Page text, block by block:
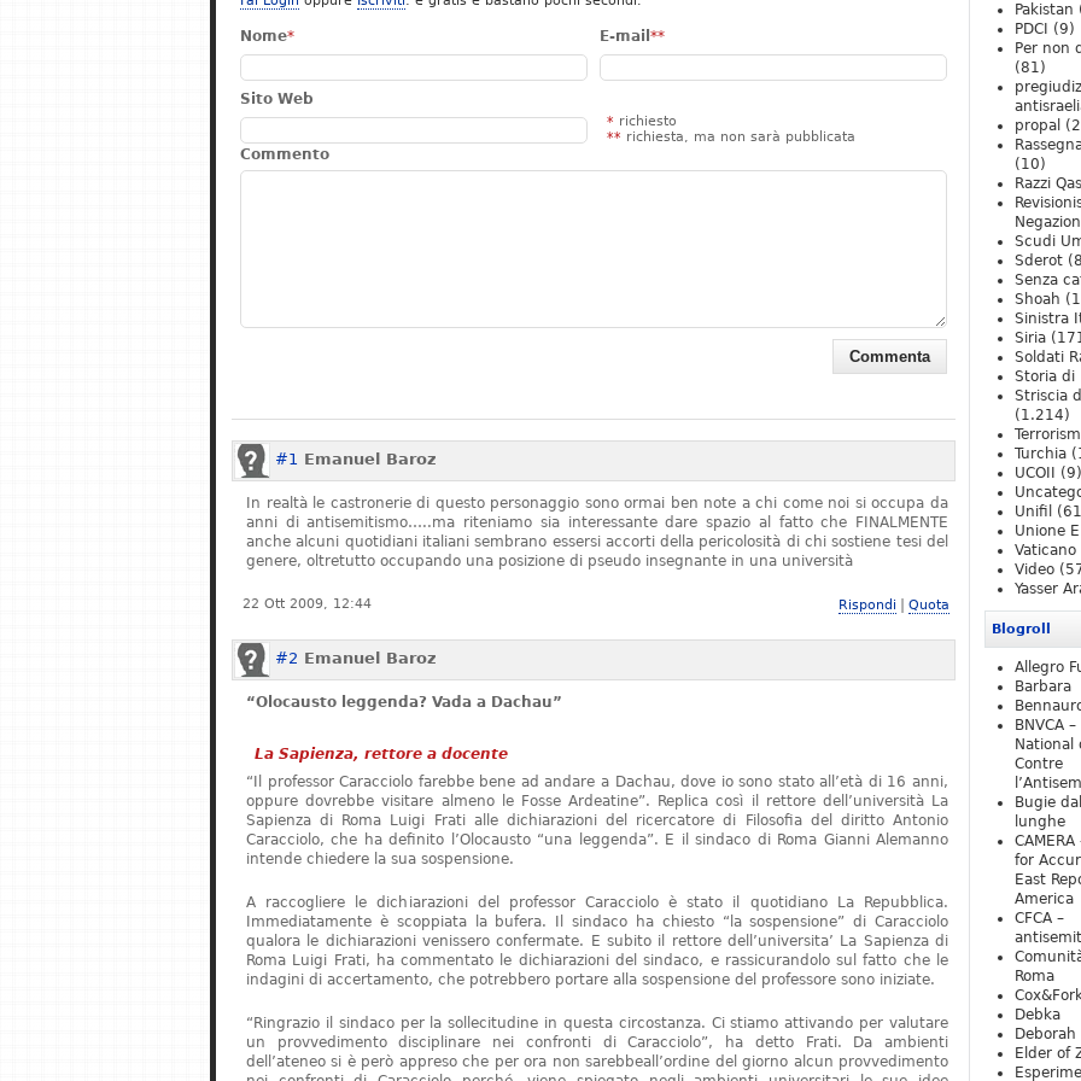
Nome* E-mail **
Sito Web
* richiesto
** richiesta, ma non sarà pubblicata
Commento
#1 Emanuel Baroz
In realtà le castronerie di questo personaggio sono ormai ben note a chi come noi si occupa da
anni di antisemitismo…..ma riteniamo sia interessante dare spazio al fatto che FINALMENTE
anche alcuni quotidiani italiani sembrano essersi accorti della pericolosità di chi sostiene tesi del
genere, oltretutto occupando una posizione di pseudo insegnante in una università
22 Ott 2009, 12:44 Rispondi Quota
#2 Emanuel Baroz
“Olocausto leggenda? Vada a Dachau”
La Sapienza, rettore a docente
“Il professor Caracciolo farebbe bene ad andare a Dachau, dove io sono stato all’età di 16 anni,
oppure dovrebbe visitare almeno le Fosse Ardeatine”. Replica così il rettore dell’università La
Sapienza di Roma Luigi Frati alle dichiarazioni del ricercatore di Filosofia del diritto Antonio
Caracciolo, che ha definito l’Olocausto “una leggenda”. E il sindaco di Roma Gianni Alemanno
intende chiedere la sua sospensione.
A raccogliere le dichiarazioni del professor Caracciolo è stato il quotidiano La Repubblica.
Immediatamente è scoppiata la bufera. Il sindaco ha chiesto “la sospensione” di Caracciolo
qualora le dichiarazioni venissero confermate. E subito il rettore dell’universita’ La Sapienza di
Roma Luigi Frati, ha commentato le dichiarazioni del sindaco, e rassicurandolo sul fatto che le
indagini di accertamento, che potrebbero portare alla sospensione del professore sono iniziate.
“Ringrazio il sindaco per la sollecitudine in questa circostanza. Ci stiamo attivando per valutare
un provvedimento disciplinare nei confronti di Caracciolo”, ha detto Frati. Da ambienti
dell’ateneo si è però appreso che per ora non sarebbeall’ordine del giorno alcun provvedimento
Pakistan
PDCI
(9)
Per non
(81)
propal
(10)
Razzi
Scudi
Sderot
Senza
Shoah
Sinistra
Siria
Soldati
Storia di
Striscia
(1.214)
Turchia
UCOII
(9)
Unifil
Unione
Vaticano
Video
Yasser
Blogroll
Allegro
Barbara
BNVCA
National
Contre
Bugie
lunghe
for
East
America
CFCA –
Roma
Debka
Deborah
Elder of